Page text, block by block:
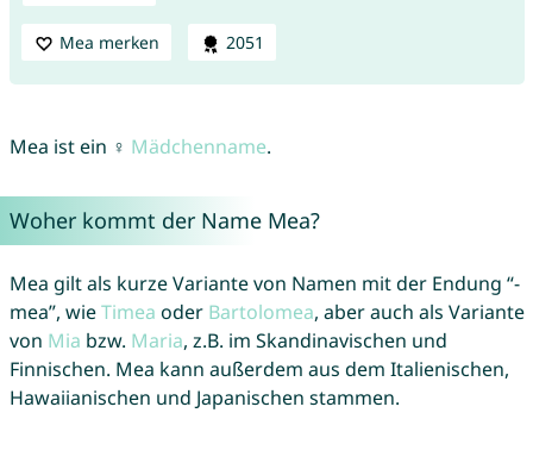
Mea merken 2051
Mea ist ein ♀ Mädchenname.
Woher kommt der Name Mea?
Mea gilt als kurze Variante von Namen mit der Endung “-
mea”, wieTimea oder Bartolomea, aber auch als Variante
von Mia bzw. Maria, z.B. im Skandinavischen und
Finnischen. Mea kann außerdem aus dem Italienischen,
Hawaiianischen und Japanischen stammen.